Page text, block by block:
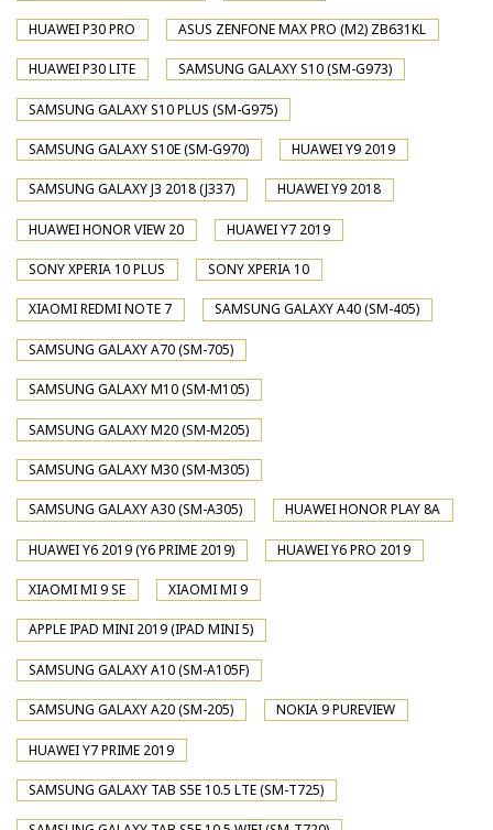
HUAWEI P30 PRO ASUS ZENFONE MAX PRO (M2) ZB631KL
HUAWEI P30 LITE SAMSUNG GALAXY S10 (SM-G973)
SAMSUNG GALAXY S10 PLUS (SM-G975)
SAMSUNG GALAXY S10E (SM-G970) HUAWEI Y9 2019
SAMSUNG GALAXY J3 2018 (J337) HUAWEI Y9 2018
HUAWEI HONOR VIEW 20 HUAWEI Y7 2019
SONY XPERIA 10 PLUS SONY XPERIA 10
XIAOMI REDMI NOTE 7 SAMSUNG GALAXY A40 (SM-405)
SAMSUNG GALAXY A70 (SM-705)
SAMSUNG GALAXY M10 (SM-M105)
SAMSUNG GALAXY M20 (SM-M205)
SAMSUNG GALAXY M30 (SM-M305)
SAMSUNG GALAXY A30 (SM-A305) HUAWEI HONOR PLAY 8A
HUAWEI Y6 2019 (Y6 PRIME 2019) HUAWEI Y6 PRO 2019
XIAOMI MI 9 SE XIAOMI MI 9
APPLE IPAD MINI 2019 (IPAD MINI 5)
SAMSUNG GALAXY A10 (SM-A105F)
SAMSUNG GALAXY A20 (SM-205) NOKIA 9 PUREVIEW
HUAWEI Y7 PRIME 2019
SAMSUNG GALAXY TAB S5E 10.5 LTE (SM-T725)